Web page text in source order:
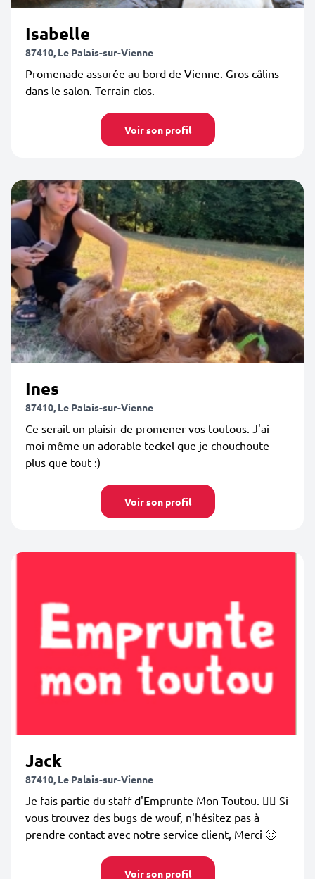
Isabelle
87410, Le Palais-sur-Vienne
Promenade assurée au bord de Vienne. Gros câlins
dans le salon. Terrain clos.
Voir son profil
Ines
87410, Le Palais-sur-Vienne
Ce serait un plaisir de promener vos toutous. J'ai
moi même un adorable teckel que je chouchoute
plus que tout :)
Voir son profil
Jack
87410, Le Palais-sur-Vienne
Je fais partie du staff d'Emprunte Mon Toutou. 🐕‍🦺 Si
vous trouvez des bugs de wouf, n'hésitez pas à
prendre contact avec notre service client, Merci 🙂
Voir son profil